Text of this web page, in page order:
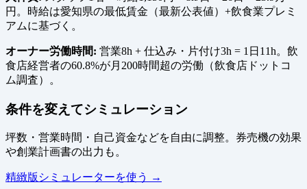
円。時給は愛知県の最低賃金（最新公表値）+飲食業プレミ
アムに基づく。
オーナー労働時間: 営業8h + 仕込み・片付け3h = 1日11h。飲
食店経営者の60.8%が月200時間超の労働（飲食店ドットコ
ム調査）。
条件を変えてシミュレーション
坪数・営業時間・自己資金などを自由に調整。券売機の効果
や創業計画書の出力も。
精緻版シミュレーターを使う →